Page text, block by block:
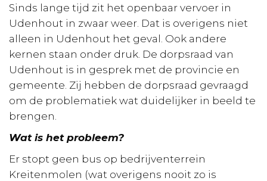
Sinds lange tijd zit het openbaar vervoer in
Udenhout in zwaar weer. Dat is overigens niet
alleen in Udenhout het geval. Ook andere
kernen staan onder druk. De dorpsraad van
Udenhout is in gesprek met de provincie en
gemeente. Zij hebben de dorpsraad gevraagd
om de problematiek wat duidelijker in beeld te
brengen.
Wat is het probleem?
Er stopt geen bus op bedrijventerrein
Kreitenmolen (wat overigens nooit zo is